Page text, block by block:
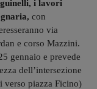
i lavori
con
via
e corso Mazzini.
gennaio e prevede
dell’intersezione
verso piazza Ficino)